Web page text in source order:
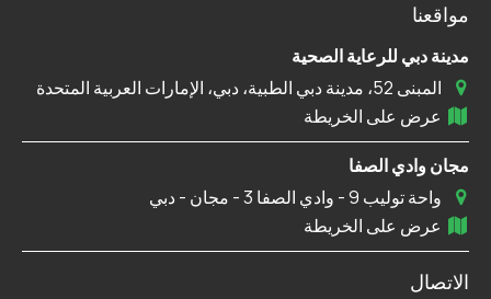
مواقعنا
مدينة دبي للرعاية الصحية
المبنى 52، مدينة دبي الطبية، دبي، الإمارات العربية المتحدة
عرض على الخريطة
مجان وادي الصفا
واحة توليب 9 - وادي الصفا 3 - مجان - دبي
عرض على الخريطة
الاتصال